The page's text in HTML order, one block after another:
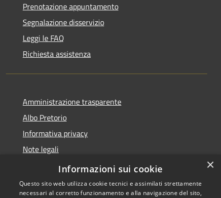
Prenotazione appuntamento
Segnalazione disservizio
Leggi le FAQ
Richiesta assistenza
Amministrazione trasparente
Albo Pretorio
Informativa privacy
Note legali
Dichiarazione di accessibilità
×
Informazioni sui cookie
Questo sito web utilizza cookie tecnici e assimilati strettamente
necessari al corretto funzionamento e alla navigazione del sito,